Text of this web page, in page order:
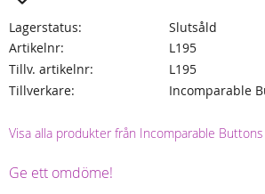
Lagerstatus
Slutsåld
Artikelnr
L195
Tillv. artikelnr
L195
Tillverkare
Incomparable
Visa alla produkter från Incomparable Buttons
Ge ett omdöme!